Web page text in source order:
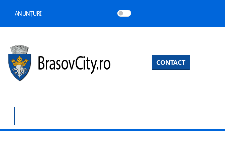
ANUNȚURI
CONTACT